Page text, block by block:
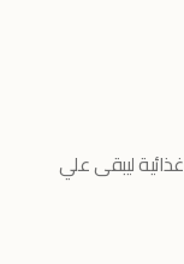
ليبقى علي